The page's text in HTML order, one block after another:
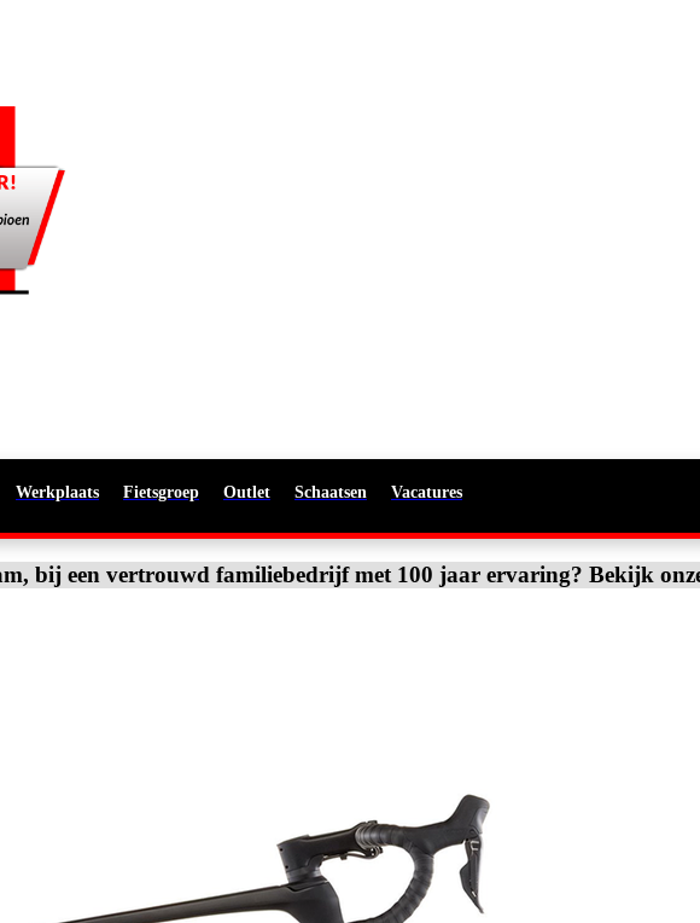
Werkplaats Fietsgroep Outlet Schaatsen Vacatures
bij een vertrouwd familiebedrijf met 100 jaar ervaring? Bekijk